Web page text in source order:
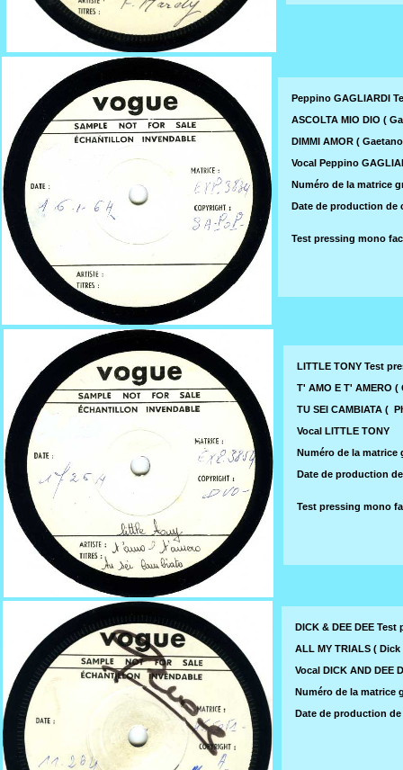
Peppino GAGLIARDI
ASCOLTA MIO DIO (
DIMMI AMOR (
Vocal Peppino
Numéro de la matrice
Date de production de
Test pressing mono
LITTLE TONY Test
T' AMO E T' AMERO
TU SEI CAMBIATA (
Vocal LITTLE TONY
Numéro de la
Date de production
Test pressing mono
DICK & DEE DEE Test
ALL MY TRIALS (
Vocal DICK AND DEE
Numéro de la matrice
Date de production